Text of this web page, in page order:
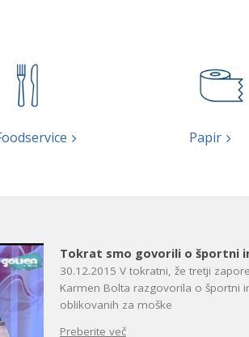
Papir
Tokrat smo govorili o športni
30.12.2015V tokratni, že tretji
Karmen Bolta razgovorila o športni